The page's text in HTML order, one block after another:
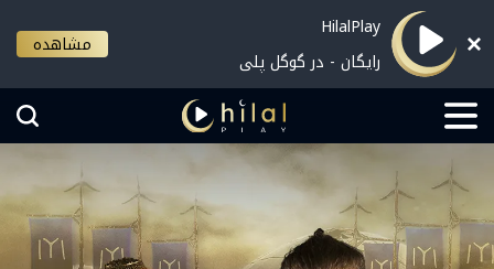
HilalPlay
رایگان - در گوگل پلی
مشاهده